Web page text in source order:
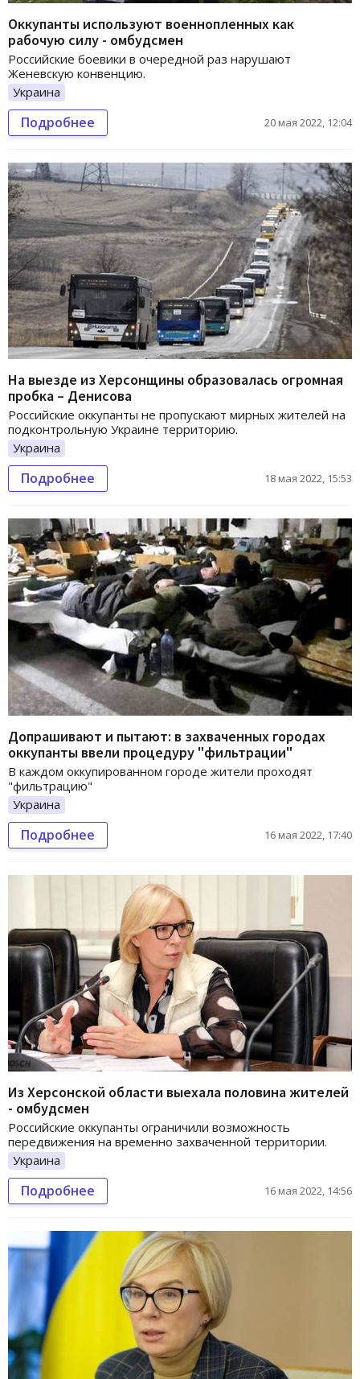
Оккупанты используют военнопленных как
рабочую силу - омбудсмен
Российские боевики в очередной раз нарушают
Женевскую конвенцию.
Украина
Подробнее 20 мая 2022, 12:04
На выезде из Херсонщины образовалась огромная
пробка – Денисова
Российские оккупанты не пропускают мирных жителей на
подконтрольную Украине территорию.
Украина
Подробнее 18 мая 2022, 15:53
Допрашивают и пытают: в захваченных городах
оккупанты ввели процедуру "фильтрации"
В каждом оккупированном городе жители проходят
"фильтрацию"
Украина
Подробнее 16 мая 2022, 17:40
Из Херсонской области выехала половина жителей
- омбудсмен
Российские оккупанты ограничили возможность
передвижения на временно захваченной территории.
Украина
Подробнее 16 мая 2022, 14:56